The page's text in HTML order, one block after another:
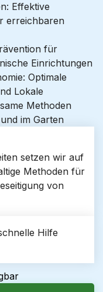
Effektive
erreichbaren
für
Einrichtungen
Optimale
Lokale
Methoden
im Garten
setzen wir auf
Methoden für
von
Hilfe